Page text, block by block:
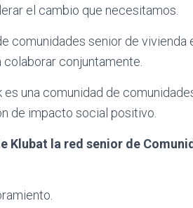
el cambio que necesitamos.
comunidades senior de vivienda
conjuntamente.
una comunidad de
de impacto social positivo.
Klubat la red senior de